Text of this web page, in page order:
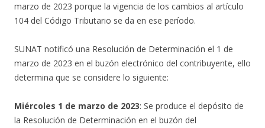
marzo de 2023 porque la vigencia de los cambios al artículo
104 del Código Tributario se da en ese período.
SUNAT notificó una Resolución de Determinación el 1 de
marzo de 2023 en el buzón electrónico del contribuyente, ello
determina que se considere lo siguiente:
Miércoles 1 de marzo de 2023: Se produce el depósito de
la Resolución de Determinación en el buzón del